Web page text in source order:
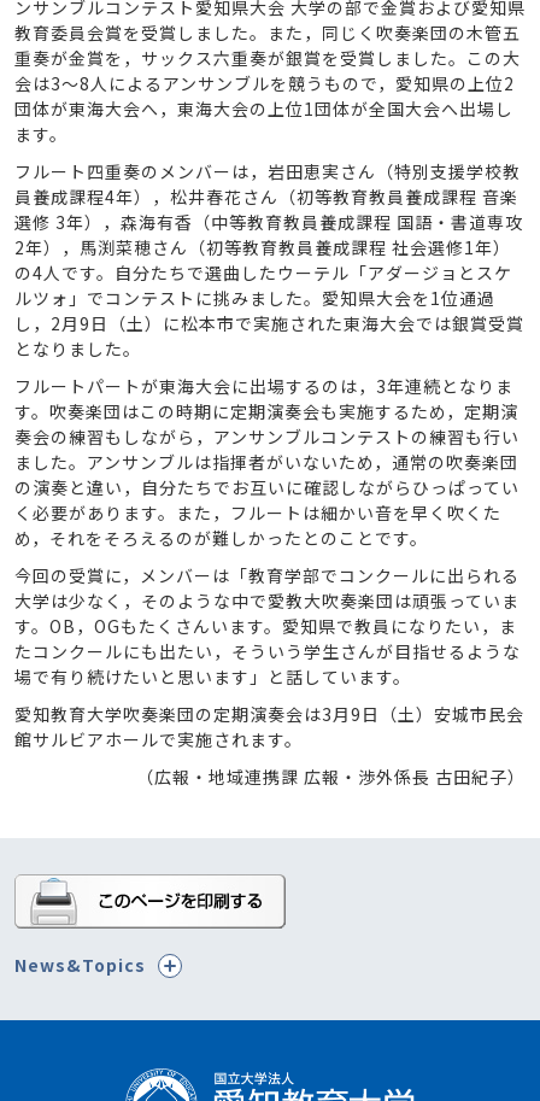
ンサンブルコンテスト愛知県大会 大学の部で金賞および愛知県
教育委員会賞を受賞しました。また，同じく吹奏楽団の木管五
重奏が金賞を，サックス六重奏が銀賞を受賞しました。この大
会は3～8人によるアンサンブルを競うもので，愛知県の上位2
団体が東海大会へ，東海大会の上位1団体が全国大会へ出場し
ます。
フルート四重奏のメンバーは，岩田恵実さん（特別支援学校教
員養成課程4年），松井春花さん（初等教育教員養成課程 音楽
選修 3年），森海有香（中等教育教員養成課程 国語・書道専攻
2年），馬渕菜穂さん（初等教育教員養成課程 社会選修1年）
の4人です。自分たちで選曲したウーテル「アダージョとスケ
ルツォ」でコンテストに挑みました。愛知県大会を1位通過
し，2月9日（土）に松本市で実施された東海大会では銀賞受賞
となりました。
フルートパートが東海大会に出場するのは，3年連続となりま
す。吹奏楽団はこの時期に定期演奏会も実施するため，定期演
奏会の練習もしながら，アンサンブルコンテストの練習も行い
ました。アンサンブルは指揮者がいないため，通常の吹奏楽団
の演奏と違い，自分たちでお互いに確認しながらひっぱってい
く必要があります。また，フルートは細かい音を早く吹くた
め，それをそろえるのが難しかったとのことです。
今回の受賞に，メンバーは「教育学部でコンクールに出られる
大学は少なく，そのような中で愛教大吹奏楽団は頑張っていま
す。OB，OGもたくさんいます。愛知県で教員になりたい，ま
たコンクールにも出たい，そういう学生さんが目指せるような
場で有り続けたいと思います」と話しています。
愛知教育大学吹奏楽団の定期演奏会は3月9日（土）安城市民会
館サルビアホールで実施されます。
（広報・地域連携課 広報・渉外係長 古田紀子）
News&Topics